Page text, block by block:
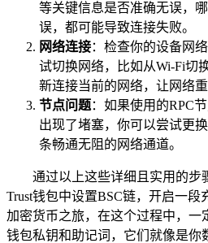
等关键信息是否准确无误，
误，都可能导致连接失败。
网络连接：检查你的设备网
试切换网络，比如从Wi-Fi切
新连接当前的网络，让网络重
节点问题：如果使用的RPC
出现了堵塞，你可以尝试更
条畅通无阻的网络通道。
通过以上这些详细且实用的步
Trust钱包中设置BSC链，开启一段
加密货币之旅，在这个过程中，一
钱包私钥和助记词，它们就像是你